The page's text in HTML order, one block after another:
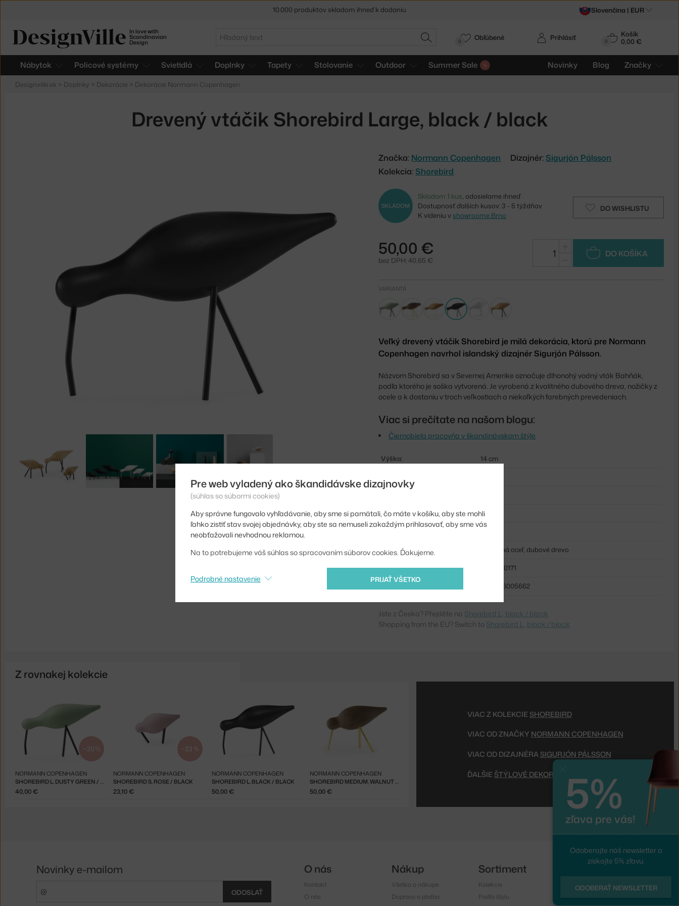
In love with
Scandinavian
Design
Hľadať
HĽADAŤ 0
Košík
0,00 €
Nábytok Policové systémy Svietidlá Doplnky Tapety Stolovanie Outdoor Summer Sale Novinky Blog Značky
Prihlásiť
0 Obľúbené
Designville.sk > Doplnky > Dekorácie > Dekorácie Normann Copenhagen
Drevený vtáčik Shorebird Large, black / black
Značka: Normann Copenhagen Dizajnér: Sigurjón Pálsson
Kolekcia: Shorebird
DO WISHLISTU
SKLADOM
Skladom 1 kus, odosielame ihneď
Dostupnosť ďalších kusov: 3 - 5 týždňov
K videniu vshowroome Brno
50,00 €
bez DPH: 40,65 €
DO KOŠÍKA
VARIANTA
Veľký drevený vtáčik Shorebird je milá dekorácia, ktorú pre Normann
Copenhagen navrhol islandský dizajnér Sigurjón Pálsson.
Názvom Shorebird sa v Severnej Amerike označuje dlhonohý vodný vták Bahňák,
podľa ktorého je soška vytvorená. Je vyrobená z kvalitného dubového dreva, nožičky z
ocele a k dostaniu v troch veľkostiach a niekoľkých farebných prevedeniach.
Viac si prečítate na našom blogu:
Čiernobiela pracovňa v škandinávskom štýle
Výška:
14 cm
Hmotnosť:
0,27 kg
Farba:
Materiál:
lakovaná oceľ, dubové drevo
Kód produktu
NCP-100171
5712396005662
Jste z Česka? Přejděte na Shorebird L, black / black
Shopping from the EU? Switch to Shorebird L, black / black
Z rovnakej kolekcie
−20 %
SHOREBIRD L, DUSTY GREEN / BLACK
NORMANN COPENHAGEN
40,00 €
−23 %
SHOREBIRD S, ROSE / BLACK
NORMANN COPENHAGEN
23,10 €
SHOREBIRD L, BLACK / BLACK
NORMANN COPENHAGEN
50,00 €
SHOREBIRD MEDIUM, WALNUT / BRASS
NORMANN COPENHAGEN
50,00 €
VIAC Z KOLEKCIE SHOREBIRD
VIAC OD ZNAČKY NORMANN COPENHAGEN
VIAC OD DIZAJNÉRA SIGURJÓN PÁLSSON
ĎALŠIE ŠTÝLOVÉ DEKORÁCIE
5 % zľava pre odberateľovnewslettera Slovenčina | EUR
Pre web vyladený ako škandidávske dizajnovky
(súhlas so súbormi cookies)
Aby správne fungovalo vyhľadávanie, aby sme si pamätali, čo máte v košíku, aby ste mohli
ľahko zistiť stav svojej objednávky, aby ste sa nemuseli zakaždým prihlasovať, aby sme vás
neobťažovali nevhodnou reklamou.
Na to potrebujeme váš súhlas so spracovaním súborov cookies. Ďakujeme.
PRIJAŤ VŠETKO
Podrobné nastavenie
5%
zľava pre vás!
Odoberajte náš newsletter a
získajte 5% zľavu.
ODOBERAŤ NEWSLETTER
Novinky e-mailom
ODOSLAŤ
O nás
Kontakt
O nás
Nákup
Všetko o nákupe
Doprava a platba
Sortiment
Kolekcie
Podľa štýlu
Sledujte nás
Instagram